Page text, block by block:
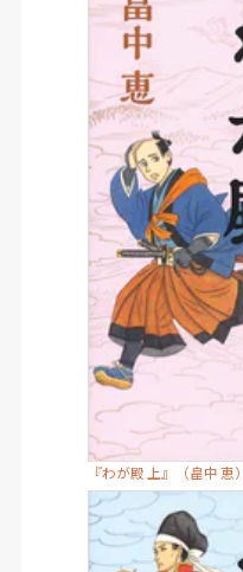
『わが殿 上』（畠中 恵）